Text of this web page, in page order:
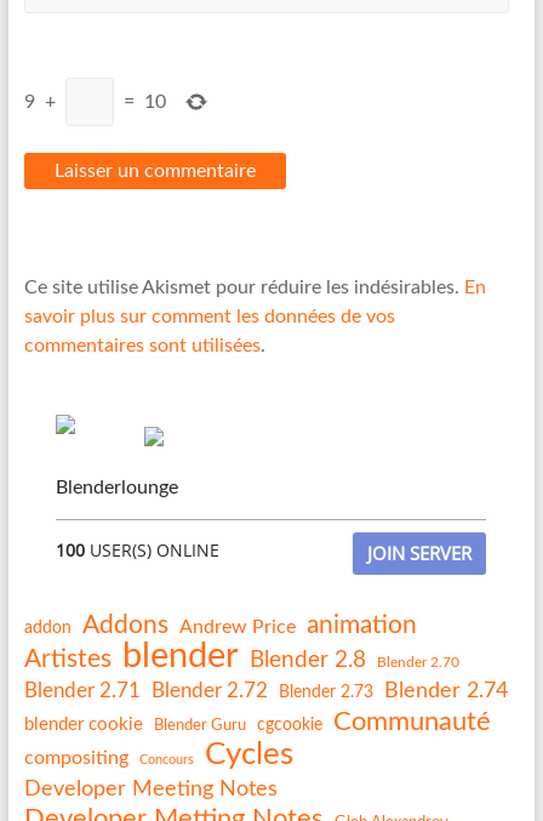
9 + = 10
Ce site utilise Akismet pour réduire les indésirables. En
savoir plus sur comment les données de vos
commentaires sont utilisées.
Blenderlounge
100 USER(S) ONLINE JOIN SERVER
addon Addons Andrew Price animation
Artistes
blender Blender 2.8 Blender 2.70
Blender 2.71 Blender 2.72 Blender 2.73 Blender 2.74
blender cookie Blender Guru cgcookie Communauté
compositing Concours Cycles
Developer Meeting Notes